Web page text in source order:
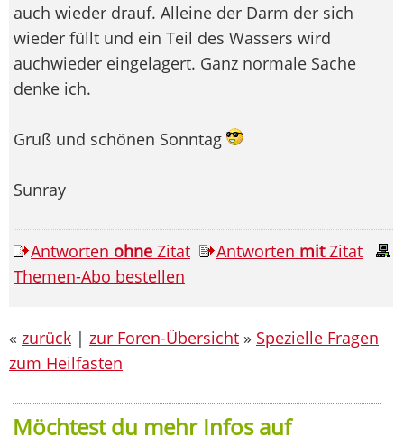
auch wieder drauf. Alleine der Darm der sich
wieder füllt und ein Teil des Wassers wird
auchwieder eingelagert. Ganz normale Sache
denke ich.
Gruß und schönen Sonntag
Sunray
Antworten ohne Zitat Antworten mitZitat
Themen-Abo bestellen
« zurück | zur Foren-Übersicht » Spezielle Fragen
zum Heilfasten
Möchtest du mehr Infos auf